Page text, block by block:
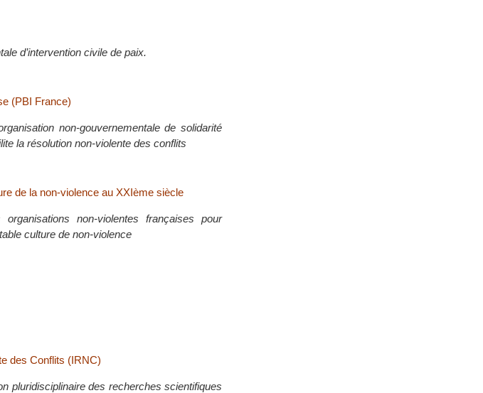
d’intervention civile de paix.
(PBI France)
non-gouvernementale de solidarité
la résolution non-violente des conflits
de la non-violence au XXIème siècle
non-violentes françaises pour
culture de non-violence
des Conflits (IRNC)
pluridisciplinaire des recherches scientifiques